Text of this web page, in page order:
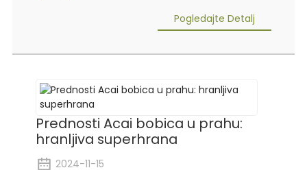
Pogledajte Detalj
Prednosti Acai bobica u prahu:
hranljiva superhrana
2024-11-15